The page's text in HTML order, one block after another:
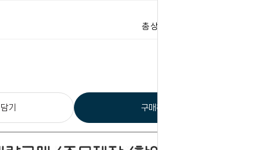
총 상품 금액
기 구매하기